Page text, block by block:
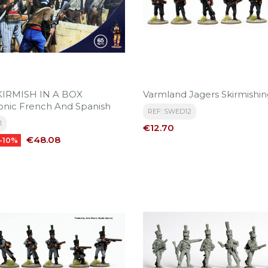
IN A BOX
French And Spanish
-10% Price
€48.08
Varmland Jagers
REF: SWED12
Price
€12.70